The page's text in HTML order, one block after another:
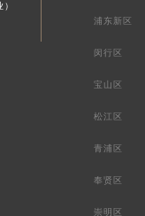
浦东新区
闵行区
宝山区
松江区
青浦区
奉贤区
崇明区